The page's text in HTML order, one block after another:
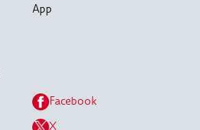
App
Facebook
X